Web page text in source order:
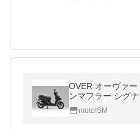
OVER オーヴァ
ンマフラー シグ
motoISM